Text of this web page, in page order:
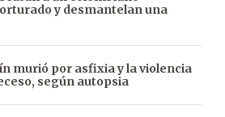
y desmantelan una
murió por asfixia y la violencia
según autopsia